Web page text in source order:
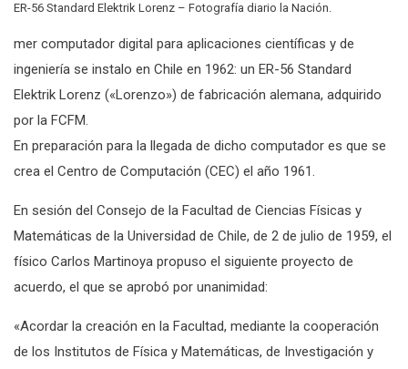
ER-56 Standard Elektrik Lorenz – Fotografía diario la Nación.
mer computador digital para aplicaciones científicas y de
ingeniería se instalo en Chile en 1962: un ER-56 Standard
Elektrik Lorenz («Lorenzo») de fabricación alemana, adquirido
por la FCFM.
En preparación para la llegada de dicho computador es que se
crea el Centro de Computación (CEC) el año 1961.
En sesión del Consejo de la Facultad de Ciencias Físicas y
Matemáticas de la Universidad de Chile, de 2 de julio de 1959, el
físico Carlos Martinoya propuso el siguiente proyecto de
acuerdo, el que se aprobó por unanimidad:
«Acordar la creación en la Facultad, mediante la cooperación
de los Institutos de Física y Matemáticas, de Investigación y